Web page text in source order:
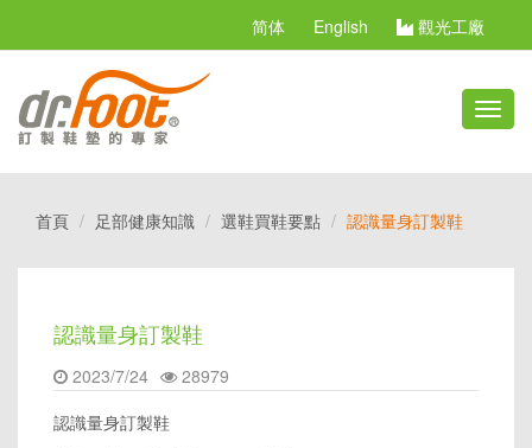
简体 English 觀光工廠
切
選
首頁 足部健康知識 選鞋買鞋要點 認識量身訂製鞋
認識量身訂製鞋
2023/7/24
28979
認識量身訂製鞋